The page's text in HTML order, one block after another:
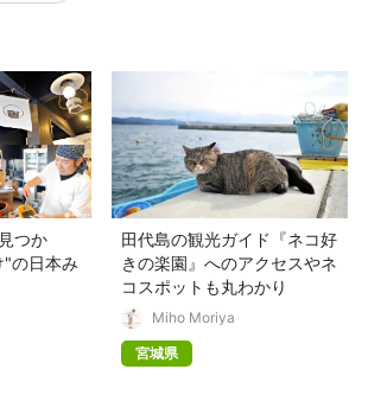
つか
"の日本み
田代島の観光ガイド『ネコ好
きの楽園』へのアクセスやネ
コスポットも丸わかり
Miho Moriya
宮城県